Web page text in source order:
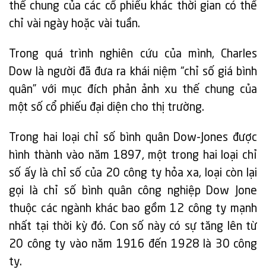
thế chung của các cổ phiếu khác thời gian có thể
chỉ vài ngày hoặc vài tuần.
Trong quá trình nghiên cứu của mình, Charles
Dow là người đã đưa ra khái niệm “chỉ số giá bình
quân” với mục đích phản ảnh xu thế chung của
một số cổ phiếu đại diện cho thị trường.
Trong hai loại chỉ số bình quân Dow-Jones được
hình thành vào năm 1897, một trong hai loại chỉ
số ấy là chỉ số của 20 công ty hỏa xa, loại còn lại
gọi là chỉ số bình quân công nghiệp Dow Jone
thuộc các ngành khác bao gồm 12 công ty mạnh
nhất tại thời kỳ đó. Con số này có sự tăng lên từ
20 công ty vào năm 1916 đến 1928 là 30 công
ty.